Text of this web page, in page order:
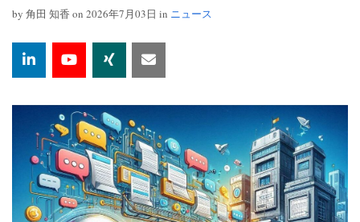
by 角田 知香 on 2026年7月03日 in ニュース